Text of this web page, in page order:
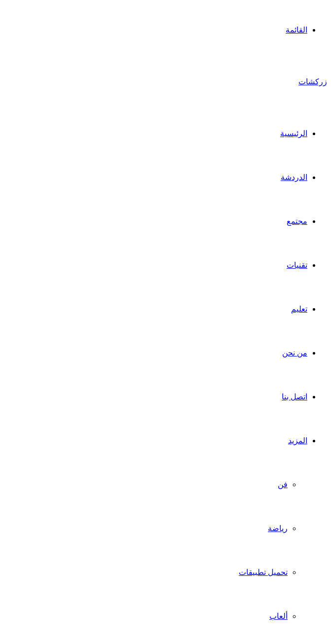
القائمة
زركشات
الرئيسية
الدردشة
مجتمع
تقنيات
تعليم
من نحن
اتصل بنا
المزيد
فن
رياضة
تحميل تطبيقات
ألعاب